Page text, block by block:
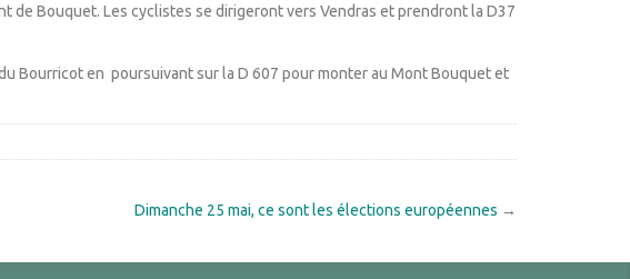
de Bouquet. Les cyclistes se dirigeront vers Vendras et prendront la D37
Bourricot en poursuivant sur la D 607 pour monter au Mont Bouquet et
Dimanche 25 mai, ce sont les élections européennes →